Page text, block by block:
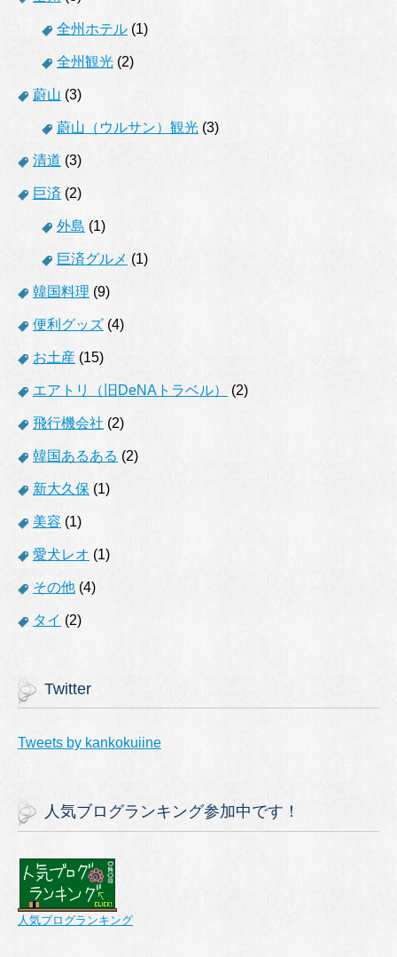
全州ホテル (1)
全州観光 (2)
蔚山 (3)
蔚山（ウルサン）観光 (3)
清道 (3)
巨済 (2)
外島 (1)
巨済グルメ (1)
韓国料理 (9)
便利グッズ (4)
お土産 (15)
エアトリ（旧DeNAトラベル） (2)
飛行機会社 (2)
韓国あるある (2)
新大久保 (1)
美容 (1)
愛犬レオ (1)
その他 (4)
タイ (2)
Twitter
Tweets by kankokuiine
人気ブログランキング参加中です！
人気ブログランキング